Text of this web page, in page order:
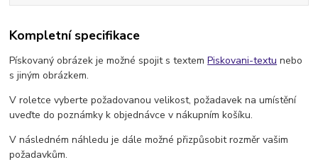
Kompletní specifikace
Pískovaný obrázek je možné spojit s textemPiskovani-textu nebo
s jiným obrázkem.
V roletce vyberte požadovanou velikost, požadavek na umístění
uveďte do poznámky k objednávce v nákupním košíku.
V následném náhledu je dále možné přizpůsobit rozměr vašim
požadavkům.